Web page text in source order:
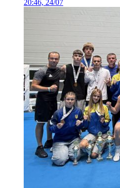
20:46, 24/07